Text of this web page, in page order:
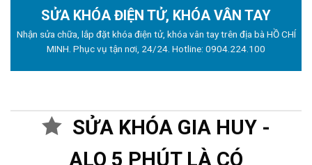
SỬA KHÓA ĐIỆN TỬ, KHÓA VÂN TAY
Nhận sửa chữa, lắp đặt khóa điện tử, khóa vân tay trên địa bà HỒ CHÍ
MINH. Phục vụ tận nơi, 24/24. Hotline: 0904.224.100
SỬA KHÓA GIA HUY -
ALO 5 PHÚT LÀ CÓ